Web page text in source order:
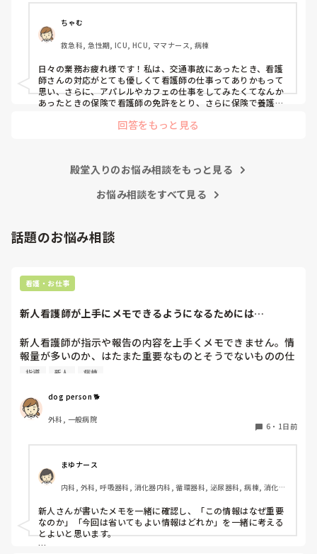
笑
ちゃむ
救急科, 急性期, ICU, HCU, ママナース, 病棟
日々の業務お疲れ様です！私は、交通事故にあったとき、看護
師さんの対応がとても優しくて看護師の仕事ってありかもって
思い、さらに、アパレルやカフェの仕事をしてみたくてなんか
あったときの保険で看護師の免許をとり、さらに保険で養護教
回答をもっと見る
殿堂入りのお悩み相談をもっと見る
お悩み相談をすべて見る
話題のお悩み相談
看護・お仕事
新人看護師が上手にメモできるようになるためには…
新人看護師が指示や報告の内容を上手くメモできません。情
報量が多いのか、はたまた重要なものとそうでないものの仕
分けができないのか…  肝心な事柄を逃してしまいます。何
示・報告するよう皆で努力しています。
指導 新人 病棟
dog person 🐕
外科, 一般病院
6 ・ 1日前
まゆナース
内科, 外科, 呼吸器科, 消化器内科, 循環器科, 泌尿器科, 病棟, 消化器
新人さんが書いたメモを一緒に確認し、「この情報はなぜ重要
なのか」「今回は省いてもよい情報はどれか」を一緒に考える
とよいと思います。